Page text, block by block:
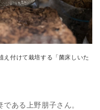
え付けて栽培する「菌床しいた
ある上野朋子さん。